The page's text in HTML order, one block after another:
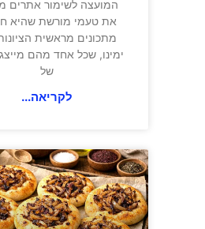
המועצה לשימור אתרים
את טעמי מורשת שהיא
מתכונים מראשית
ימינו, שכל אחד מהם
של
לקריאה...